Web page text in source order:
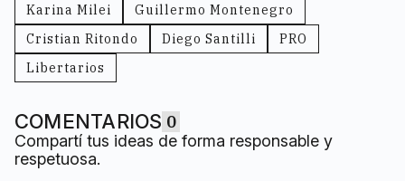
Karina Milei
Guillermo Montenegro
Cristian Ritondo
Diego Santilli
PRO
Libertarios
COMENTARIOS 0
Compartí tus ideas de forma responsable y
respetuosa.